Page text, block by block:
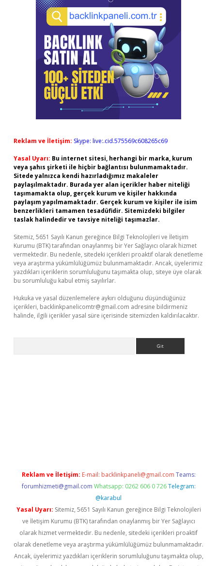
Reklam ve İletişim: Skype: live:.cid.575569c608265c69
Yasal Uyarı: Bu internet sitesi, herhangi bir marka, kurum
veya şahıs şirketi ile hiçbir bağlantısı bulunmamaktadır.
Sitede yalnızca kendi hazırladığımız makaleler
paylaşılmaktadır. Burada yer alan içerikler haber niteliği
taşımamakta olup, gerçek kurum ve kişiler hakkında
paylaşım yapılmamaktadır. Gerçek kurum ve kişiler ile isim
benzerlikleri tamamen tesadüfidir. Sitemizdeki bilgiler
taslak halindedir ve tavsiye niteliği taşımazlar.
Sitemiz, 5651 Sayılı Kanun gereğince Bilgi Teknolojileri ve İletişim
Kurumu (BTK) tarafından onaylanmış bir Yer Sağlayıcı olarak hizmet
vermektedir. Bu nedenle, sitedeki içerikleri proaktif olarak denetleme
veya araştırma yükümlülüğümüz bulunmamaktadır. Ancak, üyelerimiz
yazdıkları içeriklerin sorumluluğunu taşımakta olup, siteye üye olarak
bu sorumluluğu kabul etmiş sayılırlar.
Hukuka ve yasal düzenlemelere aykırı olduğunu düşündüğünüz
içerikleri, backlinkpanelicomtr@gmail.com adresine bildirmeniz
halinde, ilgili içerikler yasal süre içerisinde sitemizden kaldırılacaktır.
Reklam ve İletişim: E-mail: backlinkpaneli@gmail.com Teams:
forumhizmeti@gmail.com Whatsapp: 0262 606 0 726 Telegram:
@karabul
Yasal Uyarı: Sitemiz, 5651 Sayılı Kanun gereğince Bilgi Teknolojileri
ve İletişim Kurumu (BTK) tarafından onaylanmış bir Yer Sağlayıcı
olarak hizmet vermektedir. Bu nedenle, sitedeki içerikleri proaktif
olarak denetleme veya araştırma yükümlülüğümüz bulunmamaktadır.
Ancak, üyelerimiz yazdıkları içeriklerin sorumluluğunu taşımakta olup,